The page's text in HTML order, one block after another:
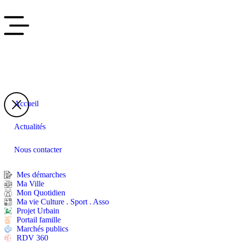
Accueil
Actualités
Nous contacter
Mes démarches
Ma Ville
Mon Quotidien
Ma vie Culture . Sport . Asso
Projet Urbain
Portail famille
Marchés publics
RDV 360